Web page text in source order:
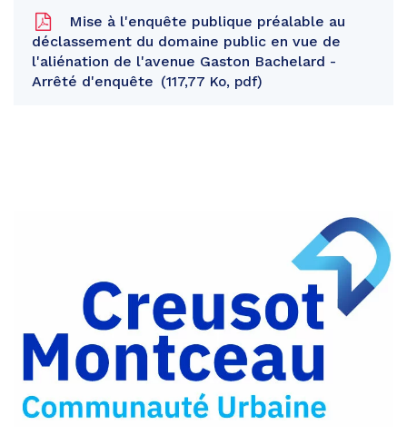
Mise à l'enquête publique préalable au
déclassement du domaine public en vue de
l'aliénation de l'avenue Gaston Bachelard -
Arrêté d'enquête
117,77 Ko, pdf
Facebook
Partager
Twitter
Partager
par
e-
mail